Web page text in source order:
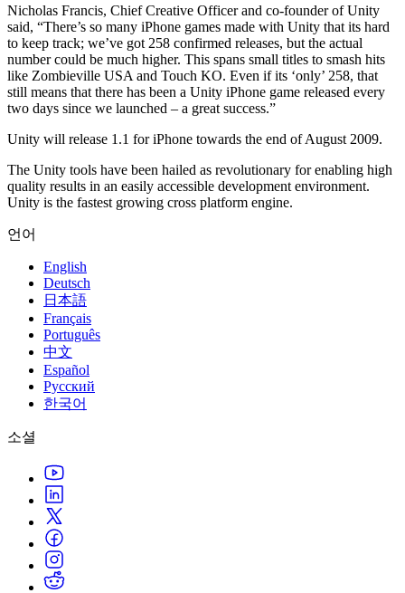
매장 및 D2C 전반에 걸쳐 IAP 관리하세요.
수익화
적합한 게임으로 플레이어 연결
Unity로 광고하세요
Unity로 수익화하세요
활용 부문
모바일 게임
Unity로 모바일 히트작을 제작하고 성장시키세요.
인디 게임
소규모 팀으로 대작 게임을 출시하세요.
XR 게임
여러 플랫폼에서 XR 게임을 출시하세요.
멀티플레이어 게임
멀티플레이어 게임 개발을 간소화하세요.
데모, 샘플 및 빌딩 블록
모든 리소스
새로운 기능
블로그
업데이트, 정보, 기술 팁
뉴스
뉴스, 스토리, 보도 센터
교육 효율 극대화
교육 라이선스
교육 기관에 Unity 강력한 기능 도입
자격증
Unity 숙련도를 입증하세요
Nicholas Francis, Chief Creative Officer and co-founder of Unity
said, “There’s so many iPhone games made with Unity that its hard
to keep track; we’ve got 258 confirmed releases, but the actual
number could be much higher. This spans small titles to smash hits
like Zombieville USA and Touch KO. Even if its ‘only’ 258, that
still means that there has been a Unity iPhone game released every
two days since we launched – a great success.”
Unity will release 1.1 for iPhone towards the end of August 2009.
The Unity tools have been hailed as revolutionary for enabling high
quality results in an easily accessible development environment.
Unity is the fastest growing cross platform engine.
언어
English
Deutsch
日本語
Français
Português
中文
Español
Русский
한국어
소셜